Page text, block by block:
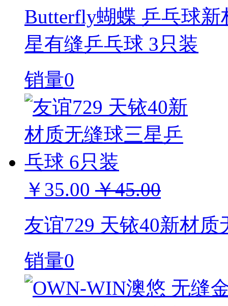
Butterfly蝴蝶 乒乓球新
星有缝乒乓球 3只装
销量0
￥35.00 ￥45.00
友谊729 天铱40新材
销量0